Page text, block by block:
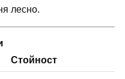
лесно.
Стойност